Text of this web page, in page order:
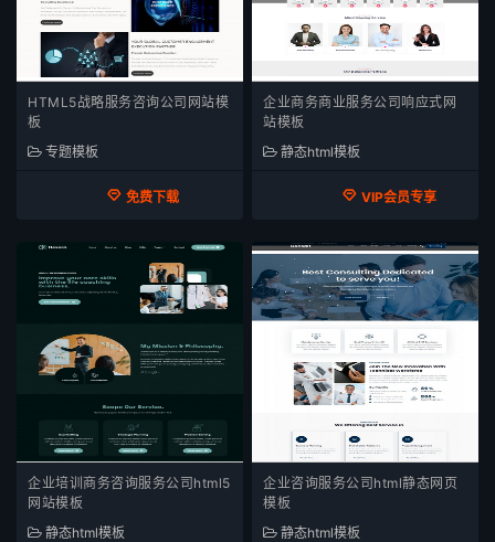
HTML5战略服务咨询公司网站模
板
专题模板
免费下载
企业商务商业服务公司响应式网
站模板
静态html模板
VIP会员专享
企业培训商务咨询服务公司html5
网站模板
静态html模板
企业咨询服务公司html静态网页
模板
静态html模板